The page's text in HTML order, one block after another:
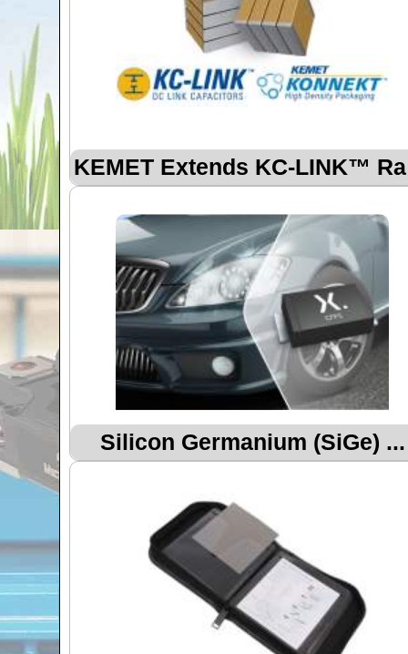
KEMET Extends KC-LINK™
Silicon Germanium (SiGe) ...